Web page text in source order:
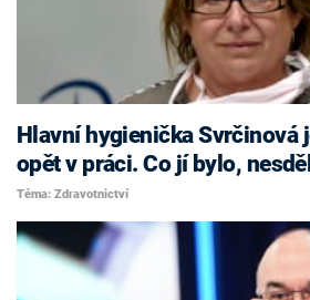
Hlavní hygienička Svrčinová
opět v práci. Co jí bylo,
Téma: Zdravotnictví